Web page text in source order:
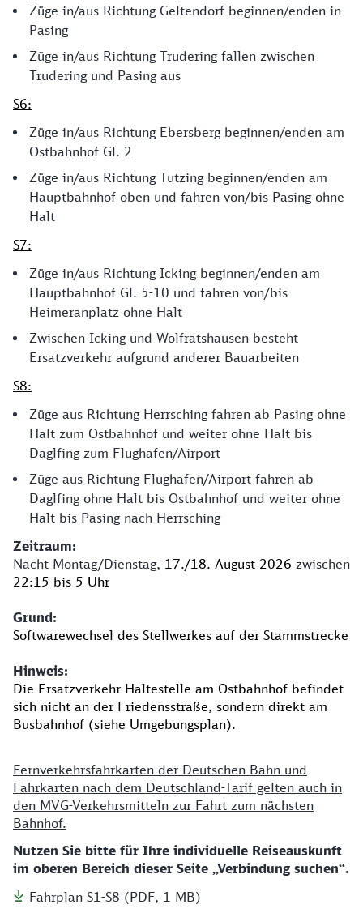
Züge in/aus Richtung Geltendorf beginnen/enden in
Pasing
Züge in/aus Richtung Trudering fallen zwischen
Trudering und Pasing aus
S6:
Züge in/aus Richtung Ebersberg beginnen/enden am
Ostbahnhof Gl. 2
Züge in/aus Richtung Tutzing beginnen/enden am
Hauptbahnhof oben und fahren von/bis Pasing ohne
Halt
S7:
Züge in/aus Richtung Icking beginnen/enden am
Hauptbahnhof Gl. 5-10 und fahren von/bis
Heimeranplatz ohne Halt
Zwischen Icking und Wolfratshausen besteht
Ersatzverkehr aufgrund anderer Bauarbeiten
S8:
Züge aus Richtung Herrsching fahren ab Pasing ohne
Halt zum Ostbahnhof und weiter ohne Halt bis
Daglfing zum Flughafen/Airport
Züge aus Richtung Flughafen/Airport fahren ab
Daglfing ohne Halt bis Ostbahnhof und weiter ohne
Halt bis Pasing nach Herrsching
Zeitraum:
Nacht Montag/Dienstag, 17./18. August 2026 zwischen
22:15 bis 5 Uhr
Grund:
Softwarewechsel des Stellwerkes auf der Stammstrecke
Hinweis:
Die Ersatzverkehr-Haltestelle am Ostbahnhof befindet
sich nicht an der Friedensstraße, sondern direkt am
Busbahnhof (siehe Umgebungsplan).
Fernverkehrsfahrkarten der Deutschen Bahn und
Fahrkarten nach dem Deutschland-Tarif gelten auch in
den MVG-Verkehrsmitteln zur Fahrt zum nächsten
Bahnhof.
Nutzen Sie bitte für Ihre individuelle Reiseauskunft
im oberen Bereich dieser Seite „Verbindung suchen“.
Fahrplan S1-S8 (PDF, 1 MB)